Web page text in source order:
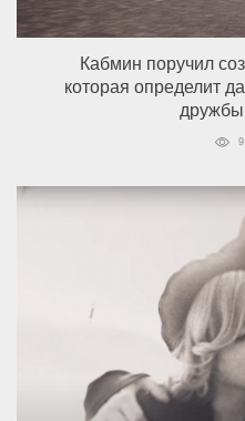
Кабмин поручил
которая определит